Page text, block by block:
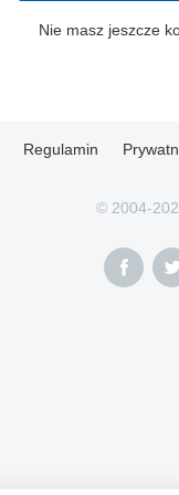
Nie masz jeszcze
Regulamin
© 2004-